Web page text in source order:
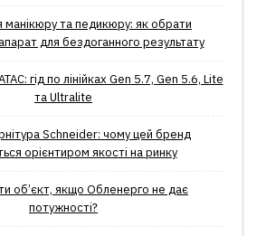
та педикюру: як обрати
для бездоганного результату
гід по лінійках Gen 5.7, Gen 5.6, Lite
та Ultralite
Schneider: чому цей бренд
орієнтиром якості на ринку
об’єкт, якщо Обленерго не дає
потужності?